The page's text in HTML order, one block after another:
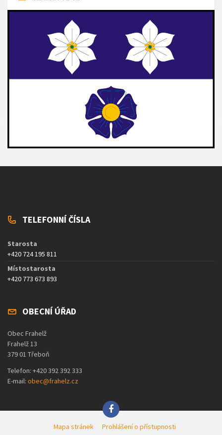
TELEFONNÍ ČÍSLA
Starosta
+420 724 195 811
Místostarosta
+420 773 673 893
OBECNÍ ÚŘAD
Obec Frahelž
Frahelž 13
379 01 Třeboň
Telefon: +420 392 392 333
E-mail: obec@frahelz.cz
Mapa stránek Prohlášení o přístupnosti